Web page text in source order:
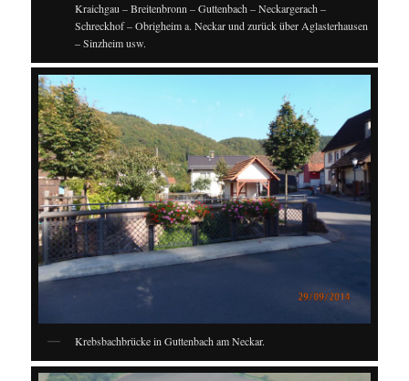
Kraichgau – Breitenbronn – Guttenbach – Neckargerach –
Schreckhof – Obrigheim a. Neckar und zurück über Aglasterhausen
– Sinzheim usw.
Krebsbachbrücke in Guttenbach am Neckar.